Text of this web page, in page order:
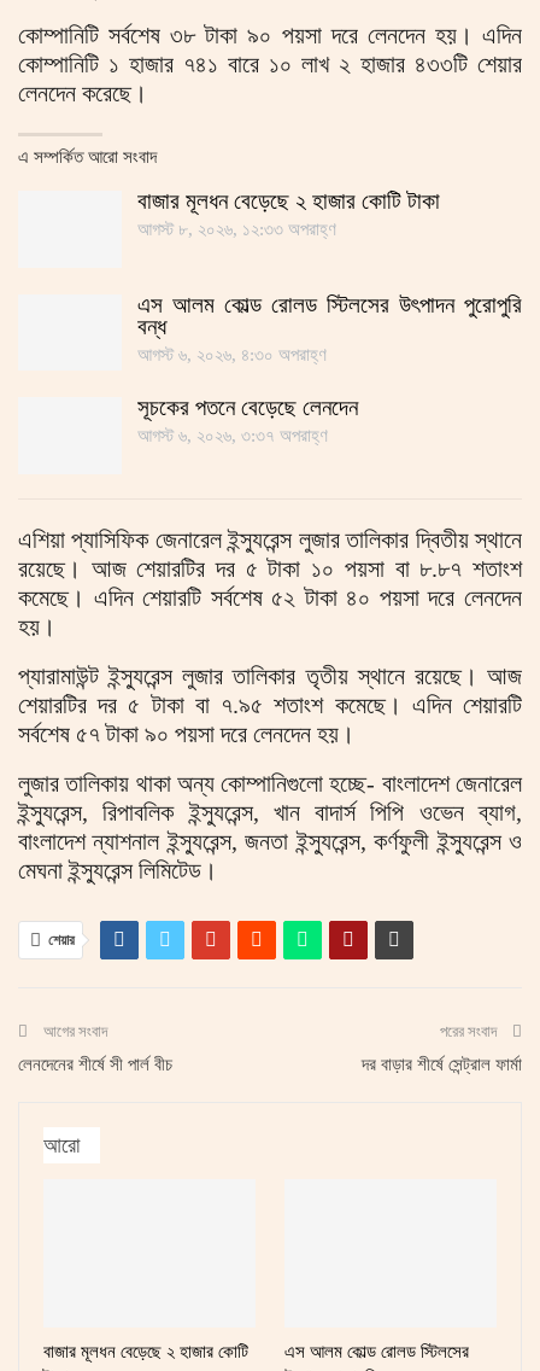
কোম্পানিটি সর্বশেষ ৩৮ টাকা ৯০ পয়সা দরে লেনদেন হয়। এদিন
কোম্পানিটি ১ হাজার ৭৪১ বারে ১০ লাখ ২ হাজার ৪৩৩টি শেয়ার
লেনদেন করেছে।
এ সম্পর্কিত আরো সংবাদ
বাজার মূলধন বেড়েছে ২ হাজার কোটি টাকা
আগস্ট ৮, ২০২৬, ১২:৩৩ অপরাহ্ণ
এস আলম কোল্ড রোলড স্টিলসের উৎপাদন পুরোপুরি
বন্ধ
আগস্ট ৬, ২০২৬, ৪:৩০ অপরাহ্ণ
সূচকের পতনে বেড়েছে লেনদেন
আগস্ট ৬, ২০২৬, ৩:৩৭ অপরাহ্ণ
এশিয়া প্যাসিফিক জেনারেল ইন্স্যুরেন্স লুজার তালিকার দ্বিতীয় স্থানে
রয়েছে। আজ শেয়ারটির দর ৫ টাকা ১০ পয়সা বা ৮.৮৭ শতাংশ
কমেছে। এদিন শেয়ারটি সর্বশেষ ৫২ টাকা ৪০ পয়সা দরে লেনদেন
হয়।
প্যারামাউন্ট ইন্স্যুরেন্স লুজার তালিকার তৃতীয় স্থানে রয়েছে। আজ
শেয়ারটির দর ৫ টাকা বা ৭.৯৫ শতাংশ কমেছে। এদিন শেয়ারটি
সর্বশেষ ৫৭ টাকা ৯০ পয়সা দরে লেনদেন হয়।
লুজার তালিকায় থাকা অন্য কোম্পানিগুলো হচ্ছে- বাংলাদেশ জেনারেল
ইন্স্যুরেন্স, রিপাবলিক ইন্স্যুরেন্স, খান বাদার্স পিপি ওভেন ব্যাগ,
বাংলাদেশ ন্যাশনাল ইন্স্যুরেন্স, জনতা ইন্স্যুরেন্স, কর্ণফুলী ইন্স্যুরেন্স ও
মেঘনা ইন্স্যুরেন্স লিমিটেড।
শেয়ার
আগের সংবাদ
লেনদেনের শীর্ষে সী পার্ল বীচ
পরের সংবাদ
দর বাড়ার শীর্ষে সেন্ট্রাল ফার্মা
আরো
বাজার মূলধন বেড়েছে ২ হাজার কোটি
এস আলম কোল্ড রোলড স্টিলসের